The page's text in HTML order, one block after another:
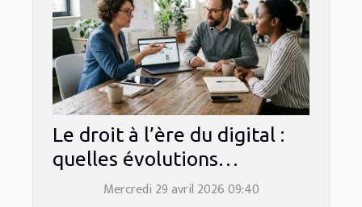
Le droit à l’ère du digital :
quelles évolutions
législatives à surveiller ?
Mercredi 29 avril 2026 09:40